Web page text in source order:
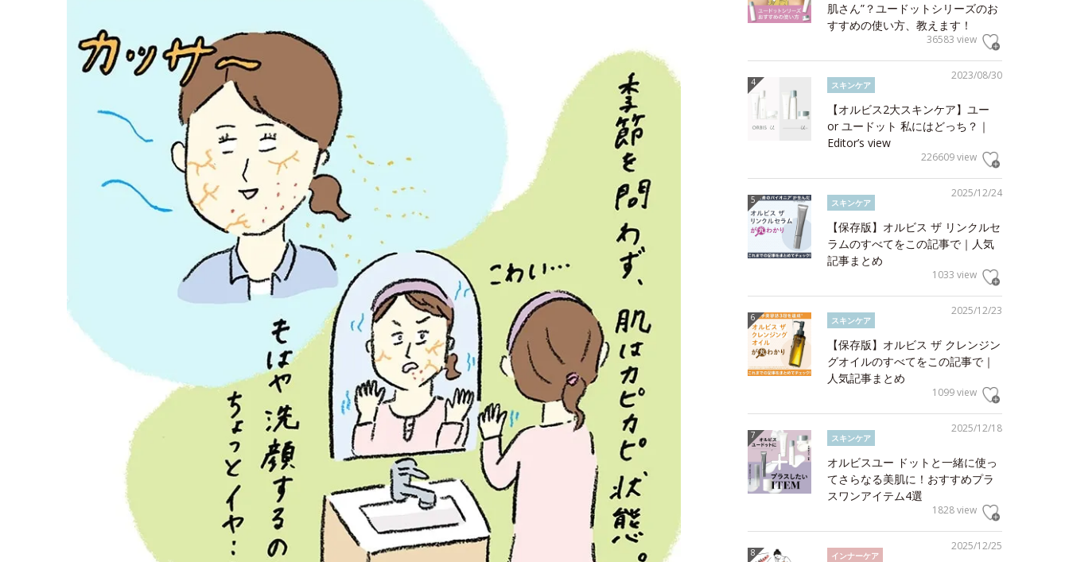
肌さん”？ユードットシリーズのお
すすめの使い方、教えます！
36583 view
2023/08/30
スキンケア
【オルビス2大スキンケア】ユー
or ユードット 私にはどっち？｜
Editor’s view
226609 view
2025/12/24
スキンケア
【保存版】オルビス ザ リンクルセ
ラムのすべてをこの記事で｜人気
記事まとめ
1033 view
2025/12/23
スキンケア
【保存版】オルビス ザ クレンジン
グオイルのすべてをこの記事で｜
人気記事まとめ
1099 view
2025/12/18
スキンケア
オルビスユー ドットと一緒に使っ
てさらなる美肌に！おすすめプラ
スワンアイテム4選
1828 view
2025/12/25
インナーケア